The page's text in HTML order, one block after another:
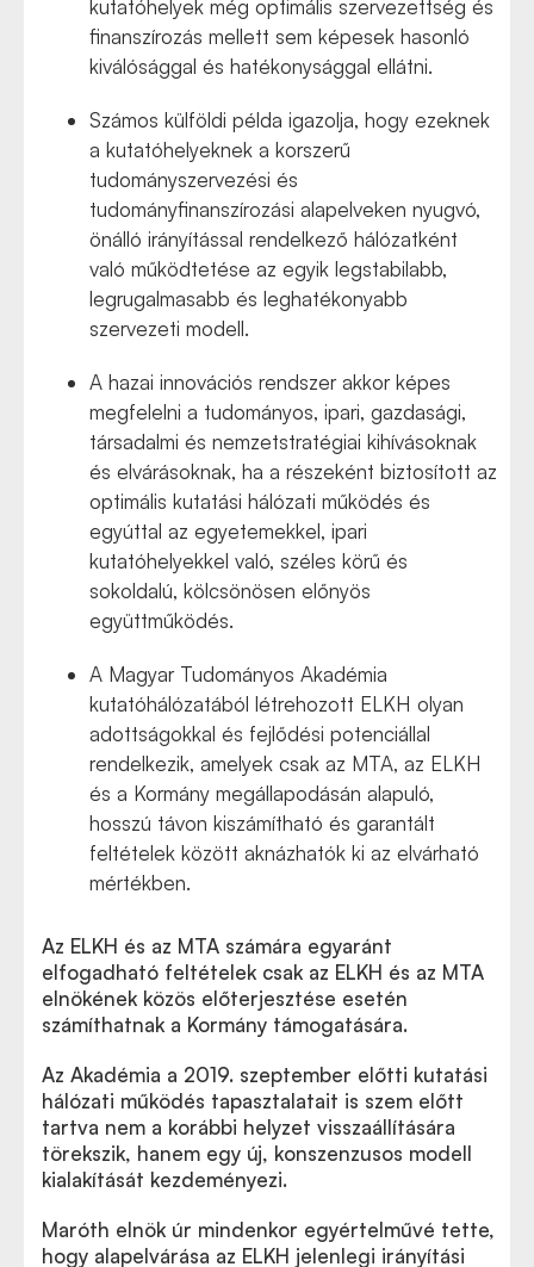
kutatóhelyek még optimális szervezettség és
finanszírozás mellett sem képesek hasonló
kiválósággal és hatékonysággal ellátni.
Számos külföldi példa igazolja, hogy ezeknek
a kutatóhelyeknek a korszerű
tudományszervezési és
tudományfinanszírozási alapelveken nyugvó,
önálló irányítással rendelkező hálózatként
való működtetése az egyik legstabilabb,
legrugalmasabb és leghatékonyabb
szervezeti modell.
A hazai innovációs rendszer akkor képes
megfelelni a tudományos, ipari, gazdasági,
társadalmi és nemzetstratégiai kihívásoknak
és elvárásoknak, ha a részeként biztosított az
optimális kutatási hálózati működés és
egyúttal az egyetemekkel, ipari
kutatóhelyekkel való, széles körű és
sokoldalú, kölcsönösen előnyös
együttműködés.
A Magyar Tudományos Akadémia
kutatóhálózatából létrehozott ELKH olyan
adottságokkal és fejlődési potenciállal
rendelkezik, amelyek csak az MTA, az ELKH
és a Kormány megállapodásán alapuló,
hosszú távon kiszámítható és garantált
feltételek között aknázhatók ki az elvárható
mértékben.
Az ELKH és az MTA számára egyaránt
elfogadható feltételek csak az ELKH és az MTA
elnökének közös előterjesztése esetén
számíthatnak a Kormány támogatására.
Az Akadémia a 2019. szeptember előtti kutatási
hálózati működés tapasztalatait is szem előtt
tartva nem a korábbi helyzet visszaállítására
törekszik, hanem egy új, konszenzusos modell
kialakítását kezdeményezi.
Maróth elnök úr mindenkor egyértelművé tette,
hogy alapelvárása az ELKH jelenlegi irányítási